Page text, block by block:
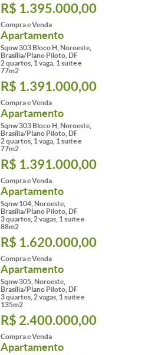
R$ 1.395.000,00
Compra e Venda
Apartamento
Sqnw 303 Bloco H, Noroeste,
Brasília/Plano Piloto, DF
2 quartos, 1 vaga, 1 suite e
77m2
R$ 1.391.000,00
Compra e Venda
Apartamento
Sqnw 303 Bloco H, Noroeste,
Brasília/Plano Piloto, DF
2 quartos, 1 vaga, 1 suite e
77m2
R$ 1.391.000,00
Compra e Venda
Apartamento
Sqnw 104, Noroeste,
Brasília/Plano Piloto, DF
3 quartos, 2 vagas, 1 suite e
88m2
R$ 1.620.000,00
Compra e Venda
Apartamento
Sqnw 305, Noroeste,
Brasília/Plano Piloto, DF
3 quartos, 2 vagas, 1 suite e
135m2
R$ 2.400.000,00
Compra e Venda
Apartamento